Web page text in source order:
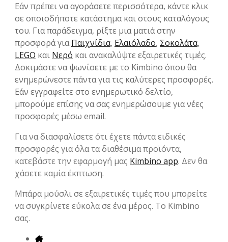
Εάν πρέπει να αγοράσετε περισσότερα, κάντε κλικ
σε οποιοδήποτε κατάστημα και στους καταλόγους
του. Για παράδειγμα, ρίξτε μια ματιά στην
προσφορά γιαΠαιχνίδια, Ελαιόλαδο, Σοκολάτα,
LEGO και Νερό και ανακαλύψτε εξαιρετικές τιμές.
Δοκιμάστε να ψωνίσετε με το Kimbino όπου θα
ενημερώνεστε πάντα για τις καλύτερες προσφορές.
Εάν εγγραφείτε στο ενημερωτικό δελτίο,
μπορούμε επίσης να σας ενημερώσουμε για νέες
προσφορές μέσω email.
Για να διασφαλίσετε ότι έχετε πάντα ειδικές
προσφορές για όλα τα διαθέσιμα προϊόντα,
κατεβάστε την εφαρμογή μας Kimbino app. Δεν θα
χάσετε καμία έκπτωση.
Μπάρα μούσλι σε εξαιρετικές τιμές που μπορείτε
να συγκρίνετε εύκολα σε ένα μέρος. Το Kimbino
σας.